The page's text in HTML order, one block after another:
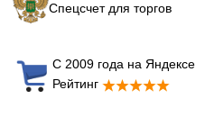
Спецсчет для торгов
С 2009 года на Яндексе
Рейтинг